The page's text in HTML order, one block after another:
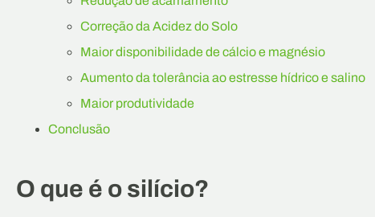
Correção da Acidez do Solo
Maior disponibilidade de cálcio e magnésio
Aumento da tolerância ao estresse hídrico e salino
Maior produtividade
Conclusão
O que é o silício?